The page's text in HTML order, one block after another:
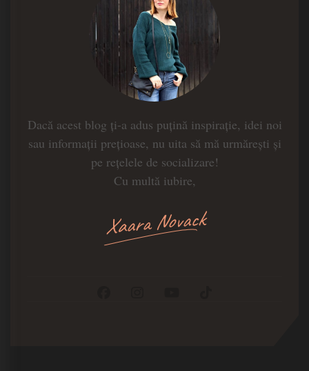
Dacă acest blog ți-a adus puțină inspirație, idei noi
sau informații prețioase, nu uita să mă urmărești și
pe rețelele de socializare!
Cu multă iubire,
Xaara Novack